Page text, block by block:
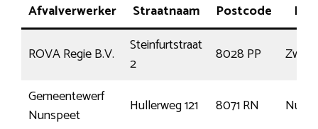
Afvalverwerker Straatnaam Postcode
ROVA Regie B.V.
Steinfurtstraat
2
8028 PP
Gemeentewerf
Nunspeet
Hullerweg 121 8071 RN